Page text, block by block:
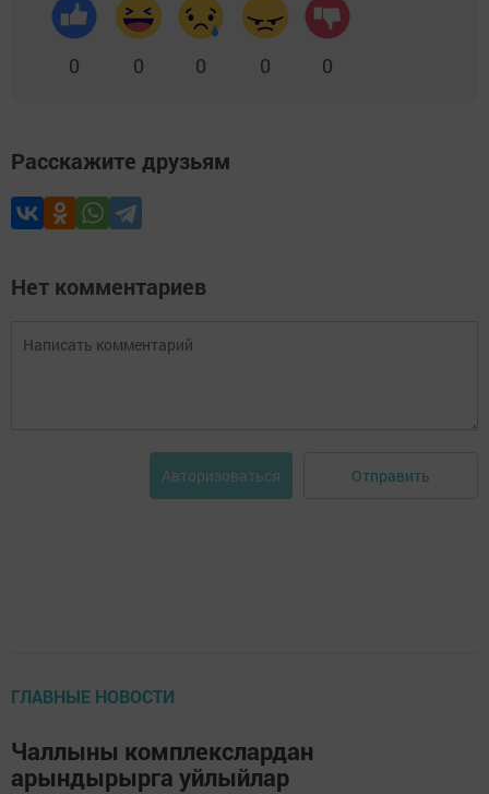
0 0 0 0 0
Расскажите друзьям
Нет комментариев
Авторизоваться Отправить
ГЛАВНЫЕ НОВОСТИ
Чаллыны комплекслардан
арындырырга уйлыйлар